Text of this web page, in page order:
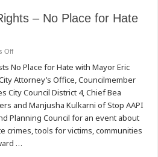
– No Place for Hate
Offon
Angeles
Civil
Rights
No
Place
for
Hate
Live
Conversation
No Place for Hate with Mayor Eric
Attorney’s Office, Councilmember
City Council District 4, Chief Bea
and Manjusha Kulkarni of Stop AAPI
Planning Council for an event about
crimes, tools for victims, communities
…